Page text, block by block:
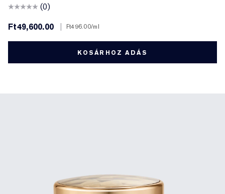
(0)
Ft49,600.00
Ft496.00/ml
KOSÁRHOZ ADÁS